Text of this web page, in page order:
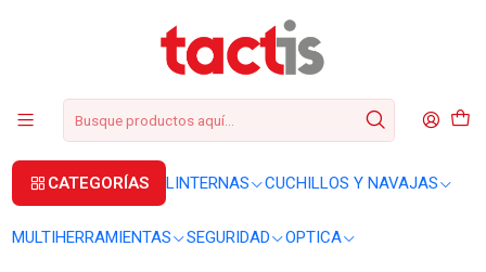
CATEGORÍAS LINTERNAS CUCHILLOS Y NAVAJAS
MULTIHERRAMIENTAS SEGURIDAD OPTICA
+56 2 3224 9572 +569 62369815
Inicio Retiro en tienda Tactis
RETIRO EN TIENDA TACTIS
Los clientes que deseen retirar su compra en tiendadeben
equipo a través de: